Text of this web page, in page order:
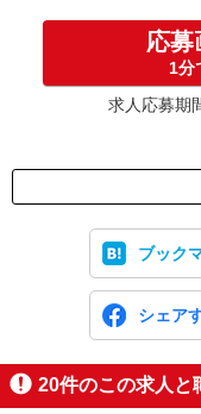
応募
1分
求人応募期
ブック
シェア
20件のこの求人と